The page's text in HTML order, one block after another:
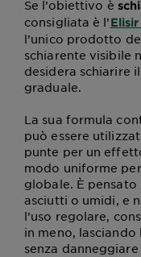
Se l’obiettivo è
consigliata è l’
l’unico prodotto
schiarente visibile
desidera schiarire
graduale.
La sua formula
può essere
punte per un
modo uniforme
globale. È
asciutti o umidi, e
l’uso regolare,
in meno,
senza